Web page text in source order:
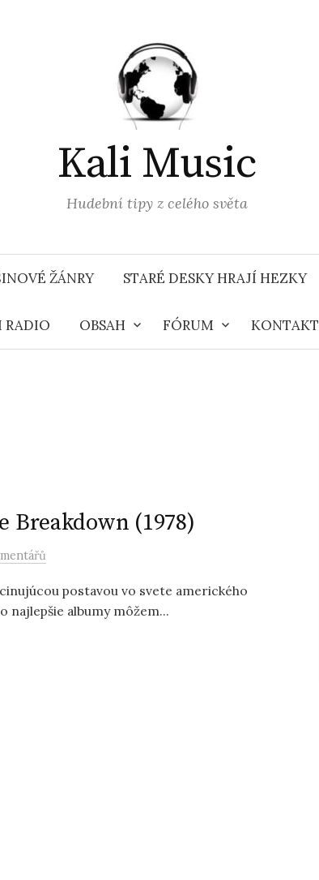
Kali Music
Hudební tipy z celého světa
ŽÁNRY STARÉ DESKY HRAJÍ HEZKY
RADIO OBSAH FÓRUM KONTAKT
Breakdown (1978)
postavou vo svete amerického
najlepšie albumy môžem...